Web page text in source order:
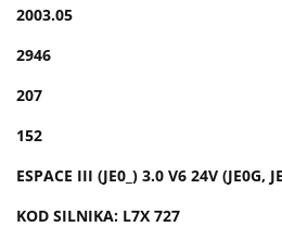
2003.05
2946
207
152
ESPACE III (JE0_) 3.0 V6 24V (JE0G,
KOD SILNIKA: L7X 727